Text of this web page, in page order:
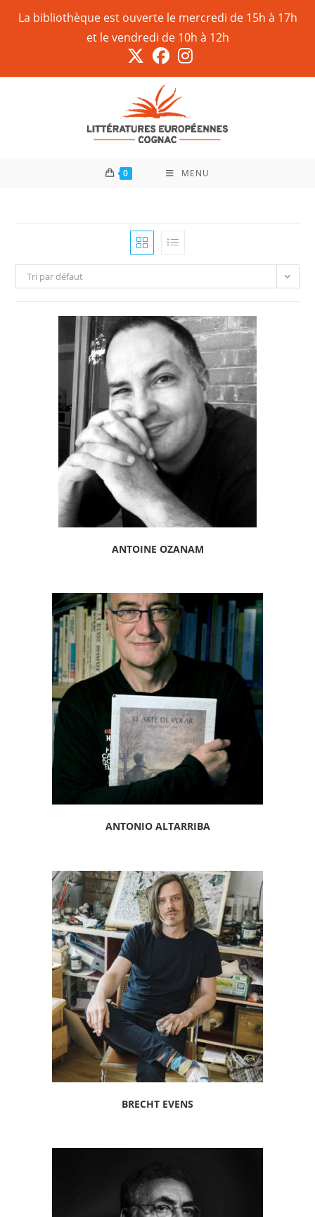
La bibliothèque est ouverte le mercredi de 15h à 17h
et le vendredi de 10h à 12h
0 MENU
Tri par défaut
ANTOINE OZANAM
ANTONIO ALTARRIBA
BRECHT EVENS